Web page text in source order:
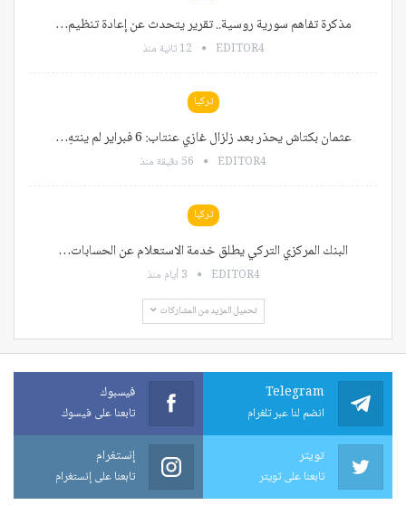
مذكرة تفاهم سورية روسية.. تقرير يتحدث عن إعادة تنظيم…
EDITOR4 12 ثانية منذ
تركيا
عثمان بكتاش يحذر بعد زلزال غازي عنتاب: 6 فبراير لم ينتهِ…
EDITOR4 56 دقيقة منذ
تركيا
البنك المركزي التركي يطلق خدمة الاستعلام عن الحسابات…
EDITOR4 3 أيام منذ
تحميل المزيد من المشاركات
Telegram
انضم لنا عبر تلغرام
فيسبوك
تابعنا على فيسوك
تويتر
تابعنا على تويتر
إنستغرام
تابعنا على إنستغرام